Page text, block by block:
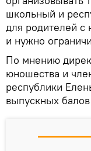
школьный и
для родителей с
и нужно
По мнению
юношества и
республики
выпускных